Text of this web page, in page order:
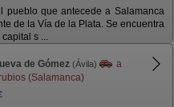
pueblo que antecede a Salamanca
de la Vía de la Plata. Se encuentra
s ...
de Gómez (Ávila)
a
(Salamanca)